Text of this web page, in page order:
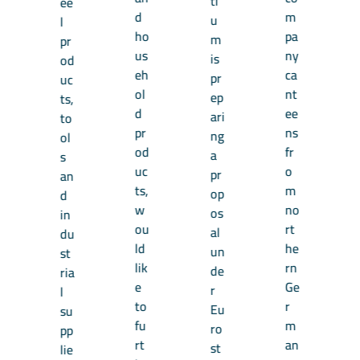
l
pr
od
uc
ts,
to
ol
s
an
d
in
du
st
ria
l
su
pp
lie
d
ho
us
eh
ol
d
pr
od
uc
ts,
w
ou
ld
lik
e
to
fu
rt
u
m
is
pr
ep
ari
ng
a
pr
op
os
al
un
de
r
Eu
ro
st
m
pa
ny
ca
nt
ee
ns
fr
o
m
no
rt
he
rn
Ge
r
m
an